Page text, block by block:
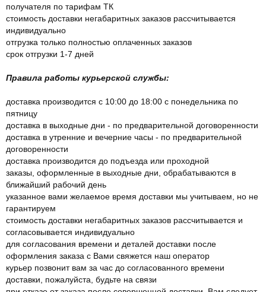
получателя по тарифам ТК
стоимость доставки негабаритных заказов рассчитывается
индивидуально
отгрузка только полностью оплаченных заказов
срок отгрузки 1-7 дней
Правила работы курьерской службы:
доставка производится с 10:00 до 18:00 с понедельника по
пятницу
доставка в выходные дни - по предварительной договоренности
доставка в утренние и вечерние часы - по предварительной
договоренности
доставка производится до подъезда или проходной
заказы, оформленные в выходные дни, обрабатываются в
ближайший рабочий день
указанное вами желаемое время доставки мы учитываем, но не
гарантируем
стоимость доставки негабаритных заказов рассчитывается и
согласовывается индивидуально
для согласования времени и деталей доставки после
оформления заказа с Вами свяжется наш оператор
курьер позвонит вам за час до согласованного времени
доставки, пожалуйста, будьте на связи